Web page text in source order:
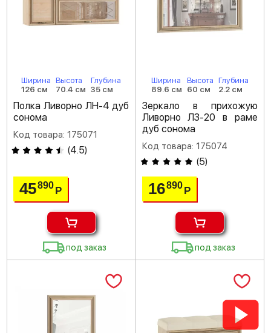
Ширина
126 см
Высота
70.4 см
Глубина
35 см
Полка Ливорно ЛН-4 дуб
сонома
Код товара: 175071
(4.5)
45890Р
под заказ
Ширина
89.6 см
Высота
60 см
Глубина
2.2 см
Зеркало в прихожую
Ливорно ЛЗ-20 в раме
дуб сонома
Код товара: 175074
(5)
16890 Р
под заказ